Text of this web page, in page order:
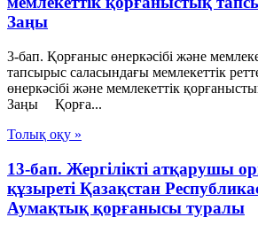
Заңы
3-бап. Қорғаныс өнеркәсібі және
тапсырыс саласындағы мемлекеттік
өнеркәсібі және мемлекеттік
Заңы Қорға...
Толық оқу »
13-бап. Жергілікті атқарушы
құзыреті Қазақстан
Аумақтық қорғанысы туралы